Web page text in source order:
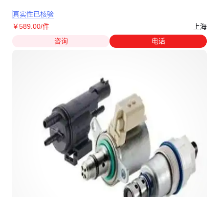
真实性已核验
￥589.00/件
上海
咨询
电话